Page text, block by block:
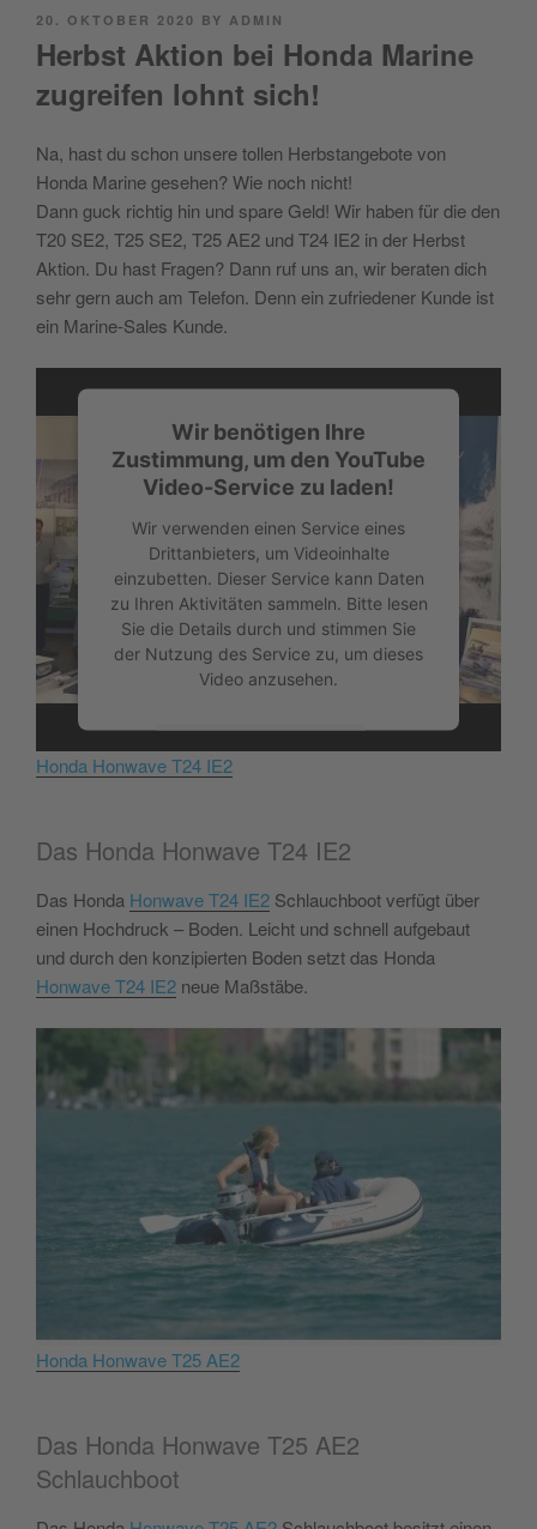
POSTED
ON
20. OKTOBER 2020 BY ADMIN
Herbst Aktion bei Honda Marine
zugreifen lohnt sich!
Na, hast du schon unsere tollen Herbstangebote von
Honda Marine gesehen? Wie noch nicht!
Dann guck richtig hin und spare Geld! Wir haben für die den
T20 SE2, T25 SE2, T25 AE2 und T24 IE2 in der Herbst
Aktion. Du hast Fragen? Dann ruf uns an, wir beraten dich
sehr gern auch am Telefon. Denn ein zufriedener Kunde ist
ein Marine-Sales Kunde.
Wir benötigen Ihre
Zustimmung, um den YouTube
Video-Service zu laden!
Wir verwenden einen Service eines
Drittanbieters, um Videoinhalte
einzubetten. Dieser Service kann Daten
zu Ihren Aktivitäten sammeln. Bitte lesen
Sie die Details durch und stimmen Sie
der Nutzung des Service zu, um dieses
Video anzusehen.
Mehr Informationen
powered byUsercentrics Consent
Honda Honwave T24 IE2
Das Honda Honwave T24 IE2
Das Honda Honwave T24 IE2 Schlauchboot verfügt über
einen Hochdruck – Boden. Leicht und schnell aufgebaut
und durch den konzipierten Boden setzt das Honda
Honwave T24 IE2 neue Maßstäbe.
Honda Honwave T25 AE2
Das Honda Honwave T25 AE2
Schlauchboot